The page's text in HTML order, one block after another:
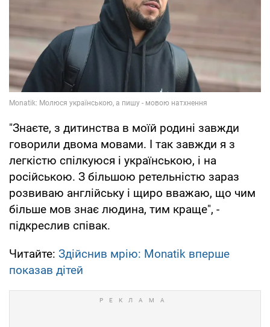
"Знаєте, з дитинства в моїй родині завжди
говорили двома мовами. І так завжди я з
легкістю спілкуюся і українською, і на
російською. З більшою ретельністю зараз
розвиваю англійську і щиро вважаю, що чим
більше мов знає людина, тим краще", -
підкреслив співак.
Читайте: Здійснив мрію: Monatik вперше
показав дітей